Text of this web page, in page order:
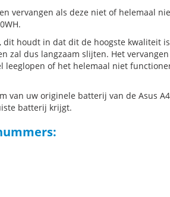
vervangen als deze niet of helemaal
houdt in dat dit de hoogste kwaliteit is!
zal dus langzaam slijten. Het
leeglopen of het helemaal niet
van uw originele batterij van de Asus
batterij krijgt.